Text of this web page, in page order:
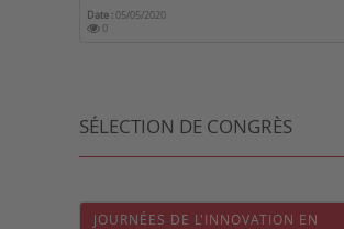
Date :05/05/2020
0
SÉLECTION DE CONGRÈS
JOURNÉES DE L'INNOVATION EN